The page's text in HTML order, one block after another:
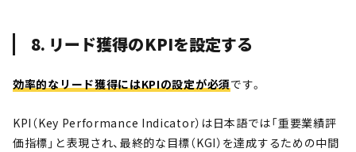
8. リード獲得のKPIを設定する
効率的なリード獲得にはKPIの設定が必須です。
KPI（Key Performance Indicator）は日本語では「重要業績評
価指標」と表現され、最終的な目標（KGI）を達成するための中間